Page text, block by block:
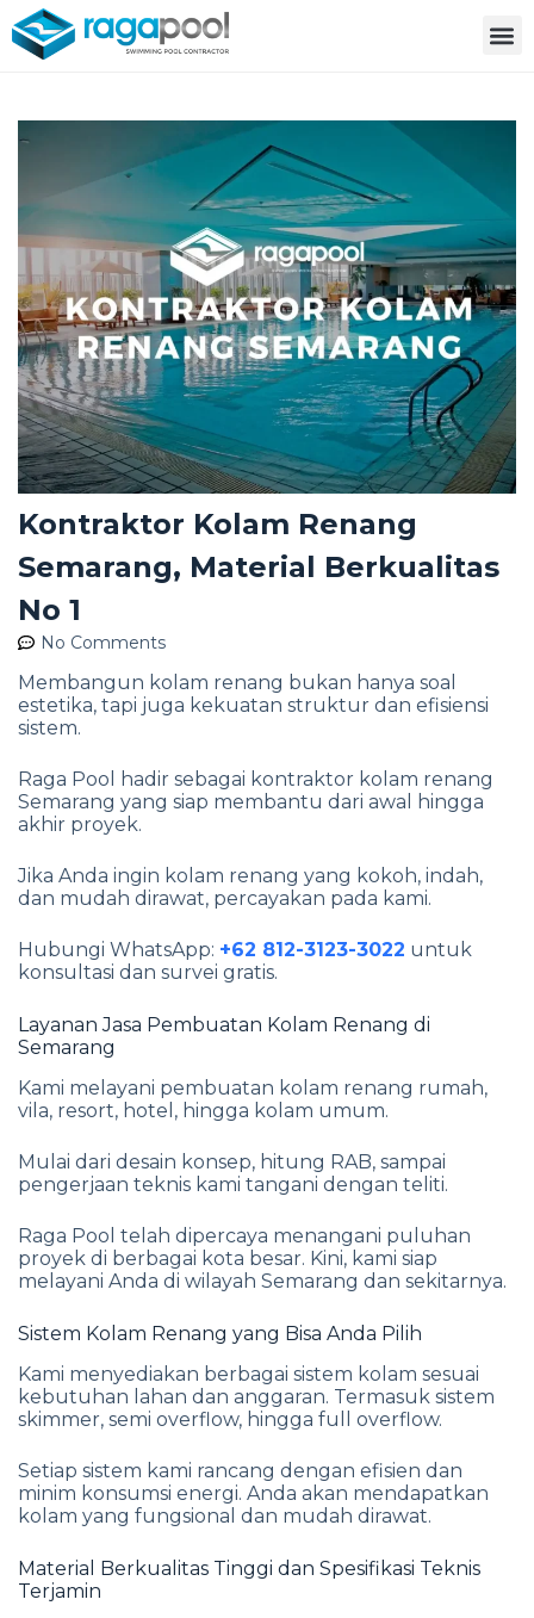
Kontraktor Kolam Renang
Semarang, Material Berkualitas
No 1
No Comments
Membangun kolam renang bukan hanya soal
estetika, tapi juga kekuatan struktur dan efisiensi
sistem.
Raga Pool hadir sebagai kontraktor kolam renang
Semarang yang siap membantu dari awal hingga
akhir proyek.
Jika Anda ingin kolam renang yang kokoh, indah,
dan mudah dirawat, percayakan pada kami.
Hubungi WhatsApp: +62 812-3123-3022 untuk
konsultasi dan survei gratis.
Layanan Jasa Pembuatan Kolam Renang di
Semarang
Kami melayani pembuatan kolam renang rumah,
vila, resort, hotel, hingga kolam umum.
Mulai dari desain konsep, hitung RAB, sampai
pengerjaan teknis kami tangani dengan teliti.
Raga Pool telah dipercaya menangani puluhan
proyek di berbagai kota besar. Kini, kami siap
melayani Anda di wilayah Semarang dan sekitarnya.
Sistem Kolam Renang yang Bisa Anda Pilih
Kami menyediakan berbagai sistem kolam sesuai
kebutuhan lahan dan anggaran. Termasuk sistem
skimmer, semi overflow, hingga full overflow.
Setiap sistem kami rancang dengan efisien dan
minim konsumsi energi. Anda akan mendapatkan
kolam yang fungsional dan mudah dirawat.
Material Berkualitas Tinggi dan Spesifikasi Teknis
Terjamin